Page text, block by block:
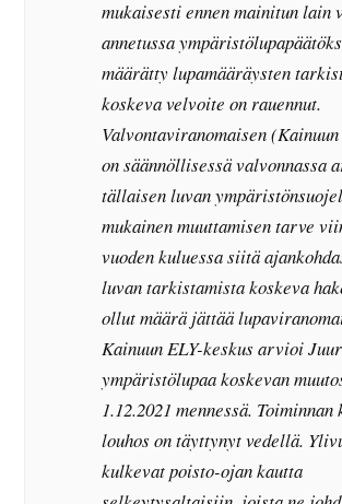
mukaisesti ennen mainitun lain
annetussa
määrätty lupamääräysten
koskeva velvoite on rauennut.
Valvontaviranomaisen
on säännöllisessä valvonnassa
tällaisen luvan
mukainen muuttamisen tarve
vuoden kuluessa siitä
luvan tarkistamista koskeva
ollut määrä jättää
Kainuun ELY-keskus arvioi
ympäristölupaa koskevan
1.12.2021 mennessä.
louhos on täyttynyt vedellä.
kulkevat poisto-ojan kautta